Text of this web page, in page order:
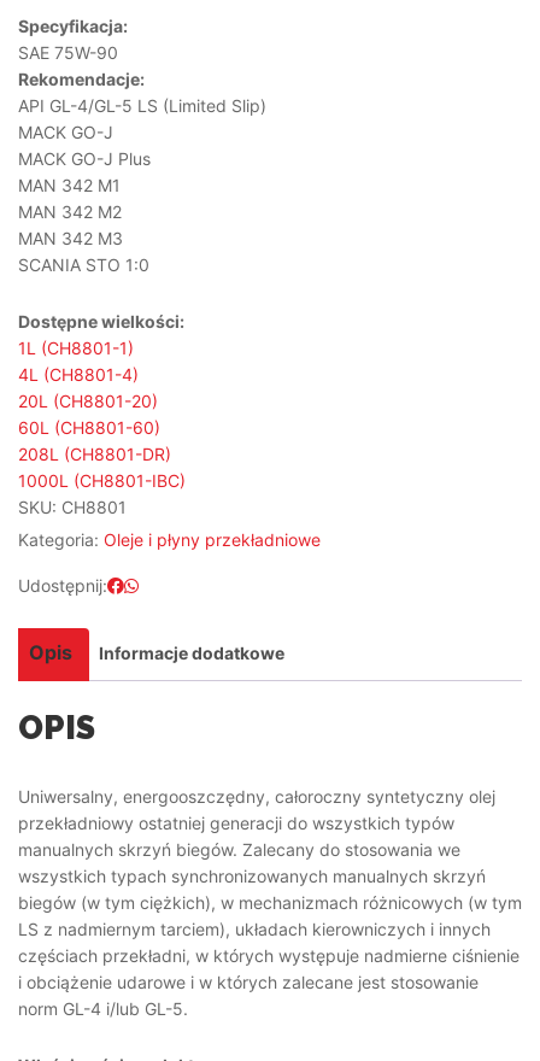
Specyfikacja:
SAE 75W-90
Rekomendacje:
API GL-4/GL-5 LS (Limited Slip)
MACK GO-J
MACK GO-J Plus
MAN 342 M1
MAN 342 M2
MAN 342 M3
SCANIA STO 1:0
Dostępne wielkości:
1L (CH8801-1)
4L (CH8801-4)
20L (CH8801-20)
60L (CH8801-60)
208L (CH8801-DR)
1000L (CH8801-IBC)
SKU: CH8801
Kategoria: Oleje i płyny przekładniowe
Udostępnij:
Opis Informacje dodatkowe
OPIS
Uniwersalny, energooszczędny, całoroczny syntetyczny olej
przekładniowy ostatniej generacji do wszystkich typów
manualnych skrzyń biegów. Zalecany do stosowania we
wszystkich typach synchronizowanych manualnych skrzyń
biegów (w tym ciężkich), w mechanizmach różnicowych (w tym
LS z nadmiernym tarciem), układach kierowniczych i innych
częściach przekładni, w których występuje nadmierne ciśnienie
i obciążenie udarowe i w których zalecane jest stosowanie
norm GL-4 i/lub GL-5.